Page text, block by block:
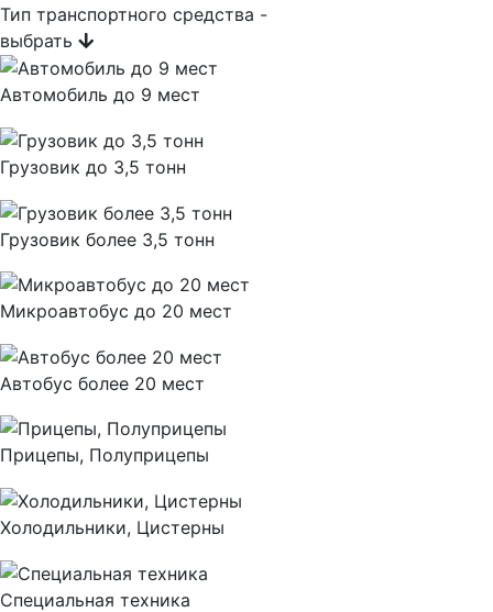
Тип транспортного средства -
выбрать
Автомобиль до 9 мест
Грузовик до 3,5 тонн
Грузовик более 3,5 тонн
Микроавтобус до 20 мест
Автобус более 20 мест
Прицепы, Полуприцепы
Холодильники, Цистерны
Специальная техника